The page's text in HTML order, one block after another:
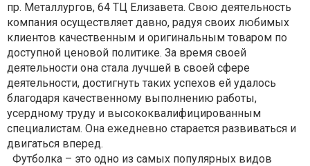
пр. Металлургов, 64 ТЦ Елизавета. Свою деятельность
компания осуществляет давно, радуя своих любимых
клиентов качественным и оригинальным товаром по
доступной ценовой политике. За время своей
деятельности она стала лучшей в своей сфере
деятельности, достигнуть таких успехов ей удалось
благодаря качественному выполнению работы,
усердному труду и высококвалифицированным
специалистам. Она ежедневно старается развиваться и
двигаться вперед.
Футболка – это одно из самых популярных видов